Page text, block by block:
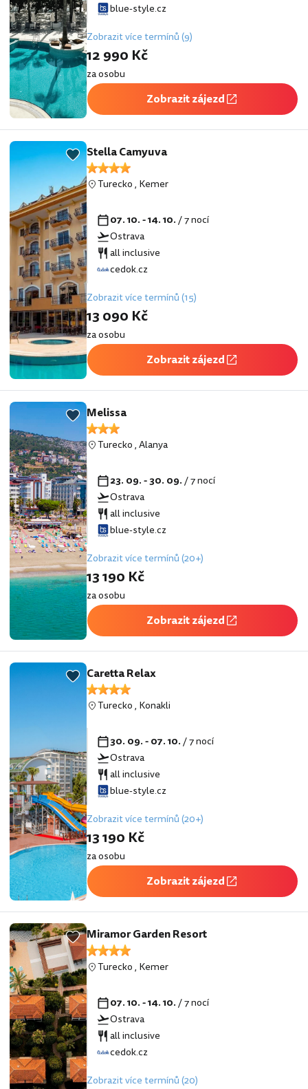
blue-style.cz
Zobrazit více termínů (9)
12 990 Kč
za osobu
Zobrazit zájezd
Stella Camyuva
Turecko, Kemer
07. 10. - 14. 10./ 7 nocí
Ostrava
all inclusive
cedok.cz
Zobrazit více termínů (15)
13 090 Kč
za osobu
Zobrazit zájezd
Melissa
Turecko,Alanya
23. 09. - 30. 09./ 7 nocí
Ostrava
all inclusive
blue-style.cz
Zobrazit více termínů (20+)
13 190 Kč
za osobu
Zobrazit zájezd
Caretta Relax
Turecko, Konakli
30. 09. - 07. 10./ 7 nocí
Ostrava
all inclusive
blue-style.cz
Zobrazit více termínů (20+)
13 190 Kč
za osobu
Zobrazit zájezd
Miramor Garden Resort
Turecko, Kemer
07. 10. - 14. 10./ 7 nocí
Ostrava
all inclusive
cedok.cz
Zobrazit více termínů (20)